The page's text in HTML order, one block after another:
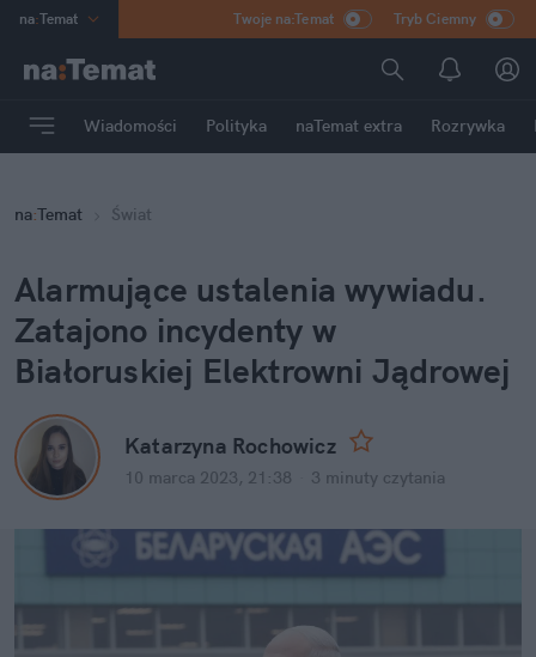
na:Temat
Poland
mama
Rozrywka
Twoje na:Temat Tryb Ciemny
Wiadomości Polityka naTemat extra Rozrywka
na:Temat Świat
Alarmujące ustalenia wywiadu.
Zatajono incydenty w
Białoruskiej Elektrowni Jądrowej
Katarzyna Rochowicz
10 marca 2023, 21:38 3 minuty czytania